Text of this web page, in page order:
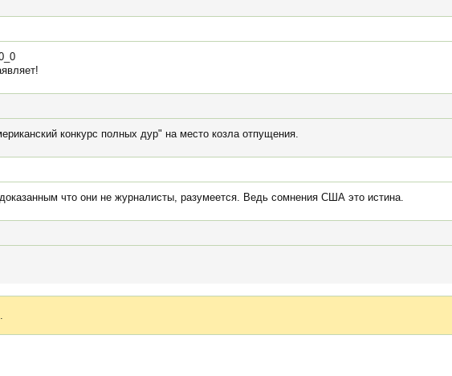
конкурс полных дур" на место козла отпущения.
что они не журналисты, разумеется. Ведь сомнения США это истина.